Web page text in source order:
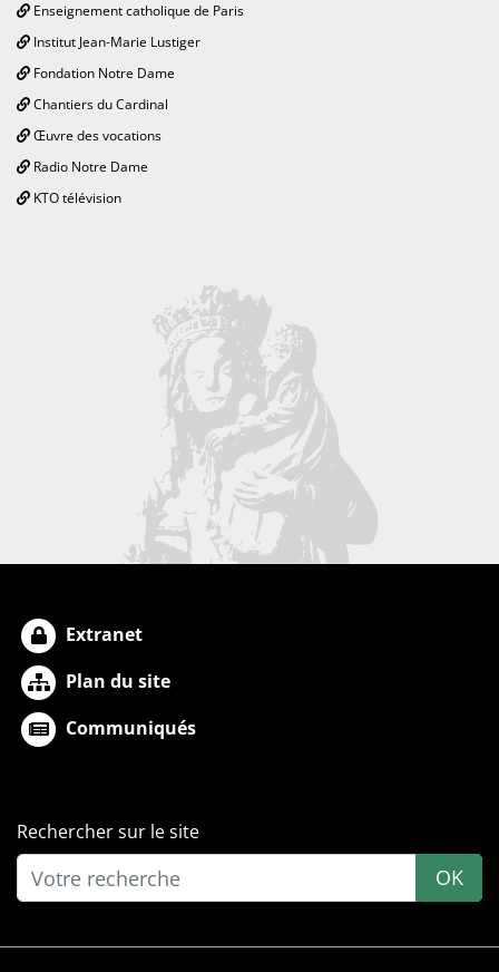
Enseignement catholique de Paris
Institut Jean-Marie Lustiger
Fondation Notre Dame
Chantiers du Cardinal
Œuvre des vocations
Radio Notre Dame
KTO télévision
Extranet
Plan du site
Communiqués
Rechercher sur le site
OK